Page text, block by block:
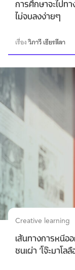
การศึกษาจะไปทา
ไม่จบลงง่ายๆ
เรื่องวิภาวี เธียรลีลา
Creative learning
เส้นทางการหนีอ
ชนเผ่า ‘โจ๊ะมาโ